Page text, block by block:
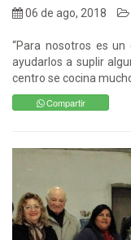
06 de ago, 2018
“Para nosotros es
ayudarlos a suplir
centro se cocina
Compartir